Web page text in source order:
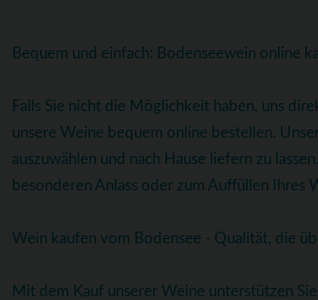
Bequem und einfach: Bodenseewein online
Falls Sie nicht die Möglichkeit haben, uns
unsere Weine bequem online bestellen.
auszuwählen und nach Hause liefern zu
besonderen Anlass oder zum Auffüllen Ihres
Wein kaufen vom Bodensee - Qualität, die
Mit dem Kauf unserer Weine unterstützen